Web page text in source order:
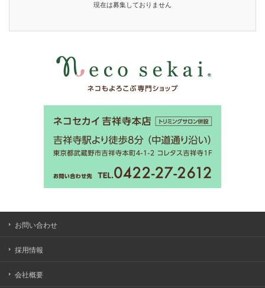
現在は募集しておりません
お問い合わせ
採用情報
会社概要